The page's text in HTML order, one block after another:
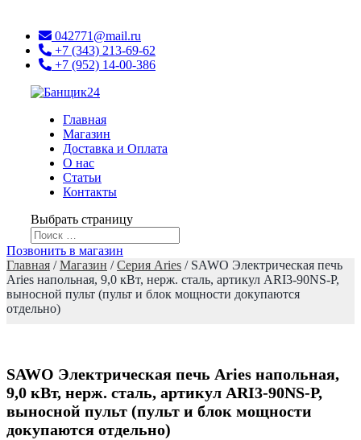
042771@mail.ru
+7 (343) 213-69-62
+7 (952) 14-00-386
Главная
Магазин
Доставка и Оплата
О нас
Статьи
Контакты
Выбрать страницу
Позвонить в магазин
Главная /Магазин /Серия Aries / SAWO Электрическая печь
Aries напольная, 9,0 кВт, нерж. сталь, артикул ARI3-90NS-P,
выносной пульт (пульт и блок мощности докупаются
отдельно)
SAWO Электрическая печь Aries напольная,
9,0 кВт, нерж. сталь, артикул ARI3-90NS-P,
выносной пульт (пульт и блок мощности
докупаются отдельно)